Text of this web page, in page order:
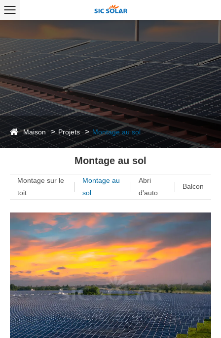
Maison Projets Montage au sol
Montage au sol
Montage sur le
toit
Montage au
sol
Abri
d'auto
Balcon